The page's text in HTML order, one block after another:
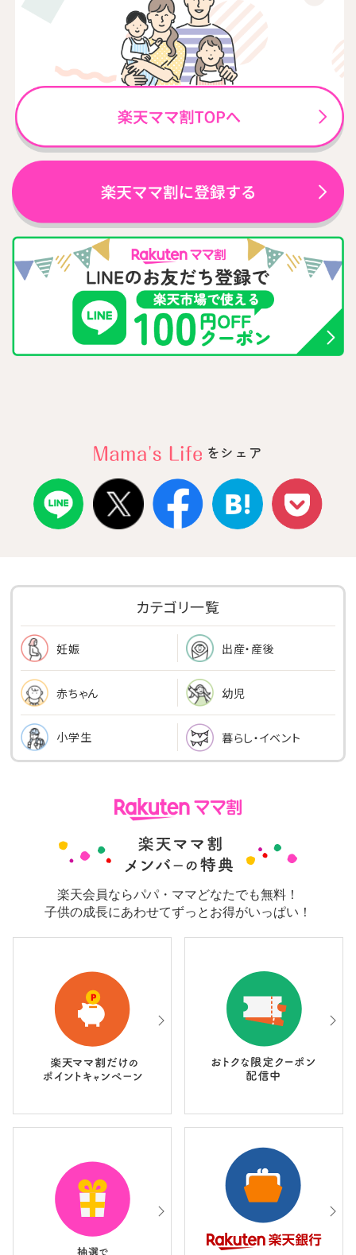
をシェア
カテゴリ一覧
妊娠 出産・産後
赤ちゃん 幼児
小学生 暮らし・イベント
楽天会員ならパパ・ママどなたでも無料！
子供の成長にあわせてずっとお得がいっぱい！